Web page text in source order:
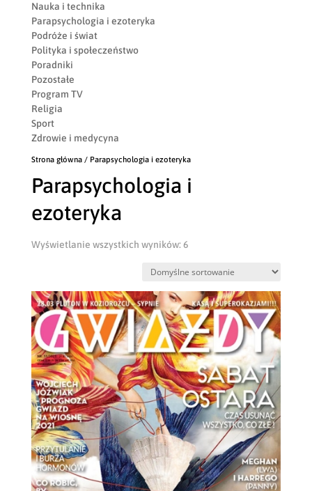
Strona główna/ Parapsychologia i ezoteryka
Parapsychologia i
ezoteryka
Wyświetlanie wszystkich wyników: 6
Nauka i technika
Parapsychologia i ezoteryka
Podróże i świat
Polityka i społeczeństwo
Poradniki
Pozostałe
Program TV
Religia
Sport
Zdrowie i medycyna